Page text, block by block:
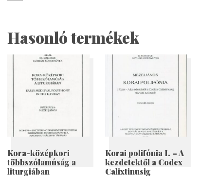
Hasonló termékek
Kora-középkori
többszólamúság a
liturgiában
Korai polifónia I. – A
kezdetektől a Codex
Calixtinusig